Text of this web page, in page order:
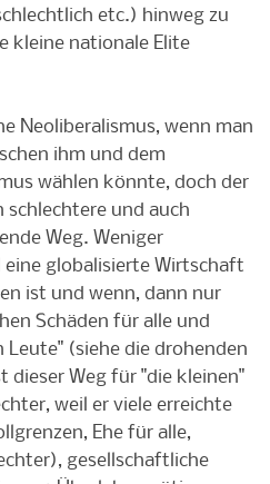
etc.) hinweg zu
kleine nationale Elite
Neoliberalismus, wenn man
ihm und dem
wählen könnte, doch der
schlechtere und auch
Weg. Weniger
globalisierte Wirtschaft
ist und wenn, dann nur
Schäden für alle und
Leute" (siehe die drohenden
dieser Weg für "die kleinen"
weil er viele erreichte
Ehe für alle,
gesellschaftliche